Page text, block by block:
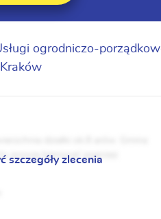
ogrodniczo-
proszę kierować poprzez
szczegóły zlecenia